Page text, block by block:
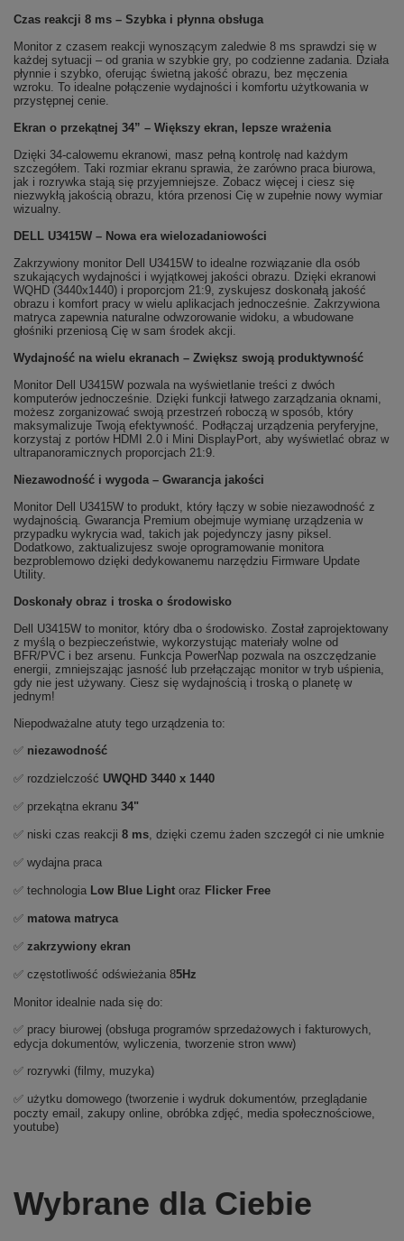
Czas reakcji 8 ms – Szybka i płynna obsługa
Monitor z czasem reakcji wynoszącym zaledwie 8 ms sprawdzi się w
każdej sytuacji – od grania w szybkie gry, po codzienne zadania. Działa
płynnie i szybko, oferując świetną jakość obrazu, bez męczenia
wzroku. To idealne połączenie wydajności i komfortu użytkowania w
przystępnej cenie.
Ekran o przekątnej 34” – Większy ekran, lepsze wrażenia
Dzięki 34-calowemu ekranowi, masz pełną kontrolę nad każdym
szczegółem. Taki rozmiar ekranu sprawia, że zarówno praca biurowa,
jak i rozrywka stają się przyjemniejsze. Zobacz więcej i ciesz się
niezwykłą jakością obrazu, która przenosi Cię w zupełnie nowy wymiar
wizualny.
DELL U3415W – Nowa era wielozadaniowości
Zakrzywiony monitor Dell U3415W to idealne rozwiązanie dla osób
szukających wydajności i wyjątkowej jakości obrazu. Dzięki ekranowi
WQHD (3440x1440) i proporcjom 21:9, zyskujesz doskonałą jakość
obrazu i komfort pracy w wielu aplikacjach jednocześnie. Zakrzywiona
matryca zapewnia naturalne odwzorowanie widoku, a wbudowane
głośniki przeniosą Cię w sam środek akcji.
Wydajność na wielu ekranach – Zwiększ swoją produktywność
Monitor Dell U3415W pozwala na wyświetlanie treści z dwóch
komputerów jednocześnie. Dzięki funkcji łatwego zarządzania oknami,
możesz zorganizować swoją przestrzeń roboczą w sposób, który
maksymalizuje Twoją efektywność. Podłączaj urządzenia peryferyjne,
korzystaj z portów HDMI 2.0 i Mini DisplayPort, aby wyświetlać obraz w
ultrapanoramicznych proporcjach 21:9.
Niezawodność i wygoda – Gwarancja jakości
Monitor Dell U3415W to produkt, który łączy w sobie niezawodność z
wydajnością. Gwarancja Premium obejmuje wymianę urządzenia w
przypadku wykrycia wad, takich jak pojedynczy jasny piksel.
Dodatkowo, zaktualizujesz swoje oprogramowanie monitora
bezproblemowo dzięki dedykowanemu narzędziu Firmware Update
Utility.
Doskonały obraz i troska o środowisko
Dell U3415W to monitor, który dba o środowisko. Został zaprojektowany
z myślą o bezpieczeństwie, wykorzystując materiały wolne od
BFR/PVC i bez arsenu. Funkcja PowerNap pozwala na oszczędzanie
energii, zmniejszając jasność lub przełączając monitor w tryb uśpienia,
gdy nie jest używany. Ciesz się wydajnością i troską o planetę w
jednym!
Niepodważalne atuty tego urządzenia to:
✅ niezawodność
✅ rozdzielczość UWQHD 3440 x 1440
✅ przekątna ekranu 34"
✅ niski czas reakcji 8 ms, dzięki czemu żaden szczegół ci nie umknie
✅ wydajna praca
✅ technologia Low Blue Light oraz Flicker Free
✅ matowa matryca
✅ zakrzywiony ekran
✅ częstotliwość odświeżania 85Hz
Monitor idealnie nada się do:
✅ pracy biurowej (obsługa programów sprzedażowych i fakturowych,
edycja dokumentów, wyliczenia, tworzenie stron www)
✅ rozrywki (filmy, muzyka)
✅ użytku domowego (tworzenie i wydruk dokumentów, przeglądanie
poczty email, zakupy online, obróbka zdjęć, media społecznościowe,
youtube)
Wybrane dla Ciebie